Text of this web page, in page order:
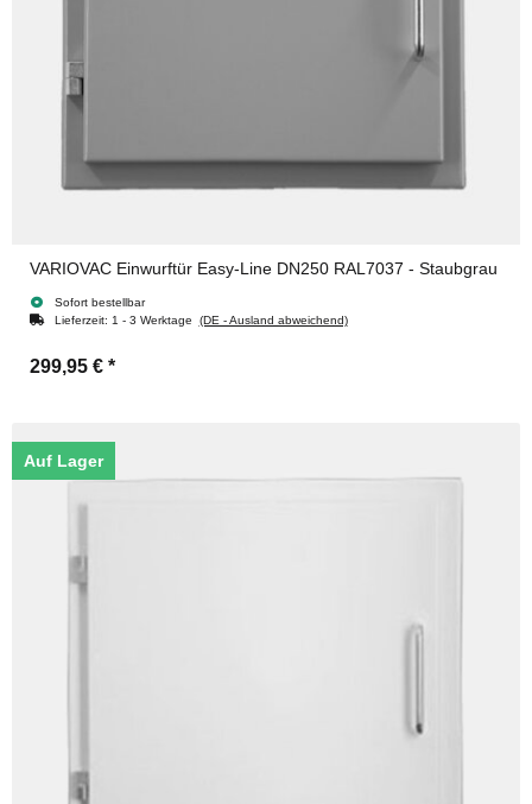
VARIOVAC Einwurftür Easy-Line DN250 RAL7037 - Staubgrau
Sofort bestellbar
Lieferzeit: 1 - 3 Werktage (DE - Ausland abweichend)
299,95 € *
Auf Lager